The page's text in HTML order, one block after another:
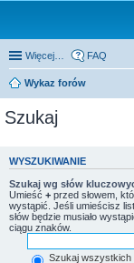
Więcej… FAQ
Wykaz forów
Szukaj
WYSZUKIWANIE
Szukaj wg słów
Umieść + przed słowem,
wystąpić. Jeśli umieścisz
słów będzie musiało
ciągu znaków.
Szukaj wszystkich